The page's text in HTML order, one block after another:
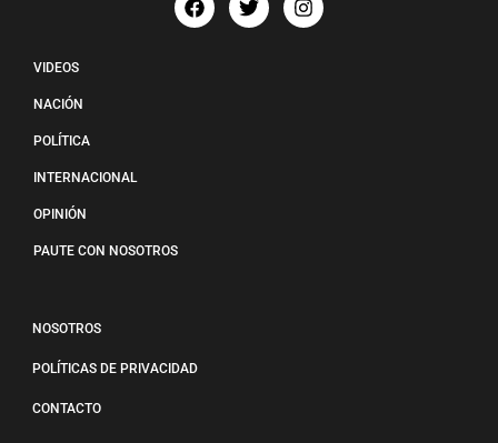
VIDEOS
NACIÓN
POLÍTICA
INTERNACIONAL
OPINIÓN
PAUTE CON NOSOTROS
NOSOTROS
POLÍTICAS DE PRIVACIDAD
CONTACTO